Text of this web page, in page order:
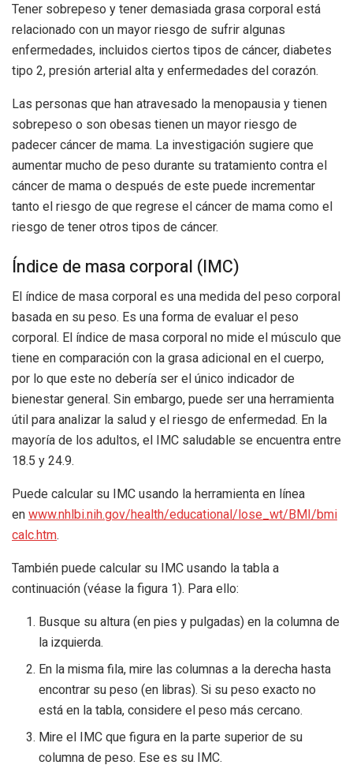
Tener sobrepeso y tener demasiada grasa corporal está
relacionado con un mayor riesgo de sufrir algunas
enfermedades, incluidos ciertos tipos de cáncer, diabetes
tipo 2, presión arterial alta y enfermedades del corazón.
Las personas que han atravesado la menopausia y tienen
sobrepeso o son obesas tienen un mayor riesgo de
padecer cáncer de mama. La investigación sugiere que
aumentar mucho de peso durante su tratamiento contra el
cáncer de mama o después de este puede incrementar
tanto el riesgo de que regrese el cáncer de mama como el
riesgo de tener otros tipos de cáncer.
Índice de masa corporal (IMC)
El índice de masa corporal es una medida del peso corporal
basada en su peso. Es una forma de evaluar el peso
corporal. El índice de masa corporal no mide el músculo que
tiene en comparación con la grasa adicional en el cuerpo,
por lo que este no debería ser el único indicador de
bienestar general. Sin embargo, puede ser una herramienta
útil para analizar la salud y el riesgo de enfermedad. En la
mayoría de los adultos, el IMC saludable se encuentra entre
18.5 y 24.9.
Puede calcular su IMC usando la herramienta en línea
en www.nhlbi.nih.gov/health/educational/lose_wt/BMI/bmi
calc.htm.
También puede calcular su IMC usando la tabla a
continuación (véase la figura 1). Para ello:
Busque su altura (en pies y pulgadas) en la columna de
la izquierda.
En la misma fila, mire las columnas a la derecha hasta
encontrar su peso (en libras). Si su peso exacto no
está en la tabla, considere el peso más cercano.
Mire el IMC que figura en la parte superior de su
columna de peso. Ese es su IMC.